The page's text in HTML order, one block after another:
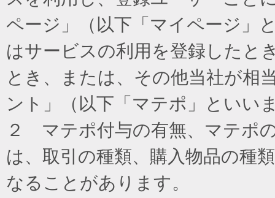
ページ」（以下「マイページ」
はサービスの利用を登録したと
とき、または、その他当社が相
ント」（以下「マテポ」といい
２ マテポ付与の有無、マテポ
は、取引の種類、購入物品の種
なることがあります。